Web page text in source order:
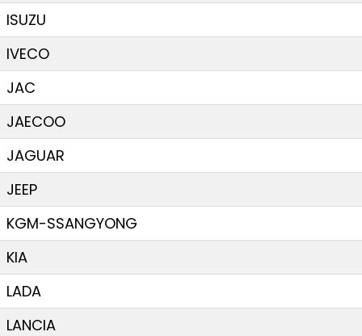
ISUZU
IVECO
JAC
JAECOO
JAGUAR
JEEP
KGM-SSANGYONG
KIA
LADA
LANCIA